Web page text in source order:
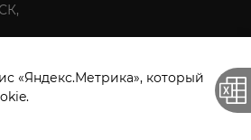
2026.
«Яндекс.Метрика», который